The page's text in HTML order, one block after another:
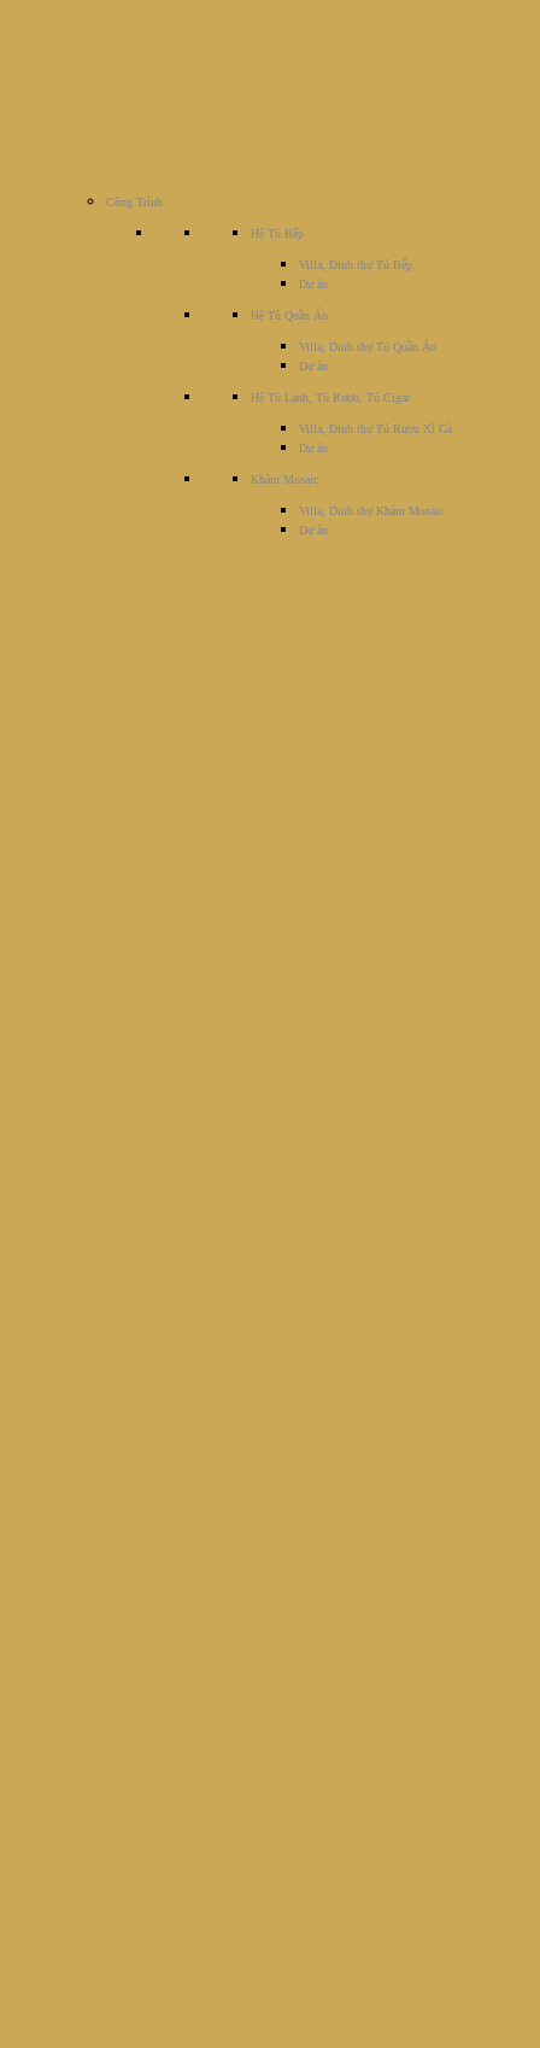
Công Trình
Hệ Tủ Bếp
Villa, Dinh thự Tủ Bếp
Dự án
Hệ Tủ Quần Áo
Villa, Dinh thự Tủ Quần Áo
Dự án
Hệ Tủ Lạnh, Tủ Rượu, Tủ Cigar
Villa, Dinh thự Tủ Rượu Xì Gà
Dự án
Khảm Mosaic
Villa, Dinh thự Khảm Mosaic
Dự án